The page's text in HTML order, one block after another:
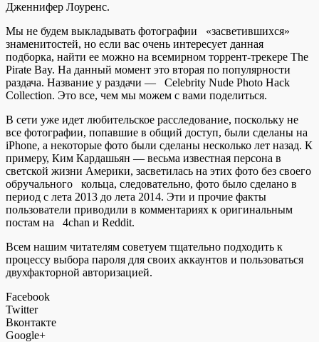
Дженнифер Лоуренс.
Мы не будем выкладывать фотографии «засветившихся»
знаменитостей, но если вас очень интересует данная
подборка, найти ее можно на всемирном торрент-трекере The
Pirate Bay. На данный момент это вторая по популярности
раздача. Название у раздачи — Celebrity Nude Photo Hack
Collection. Это все, чем мы можем с вами поделиться.
В сети уже идет любительское расследование, поскольку не
все фотографии, попавшие в общий доступ, были сделаны на
iPhone, а некоторые фото были сделаны несколько лет назад. К
примеру, Ким Кардашьян — весьма известная персона в
светской жизни Америки, засветилась на этих фото без своего
обручального кольца, следовательно, фото было сделано в
период с лета 2013 до лета 2014. Эти и прочие факты
пользователи приводили в комментариях к оригинальным
постам на 4chan и Reddit.
Всем нашим читателям советуем тщательно подходить к
процессу выбора пароля для своих аккаунтов и пользоваться
двухфакторной авторизацией.
Facebook
Twitter
Вконтакте
Google+